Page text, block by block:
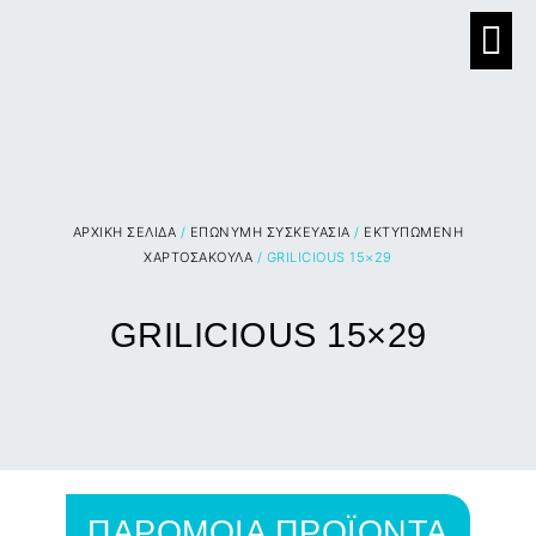
ΑΡΧΙΚΉ ΣΕΛΊΔΑ / ΕΠΩΝΥΜΗ ΣΥΣΚΕΥΑΣΙΑ / ΕΚΤΥΠΩΜΕΝΗ
ΧΑΡΤΟΣΑΚΟΥΛΑ / GRILICIOUS 15×29
GRILICIOUS 15×29